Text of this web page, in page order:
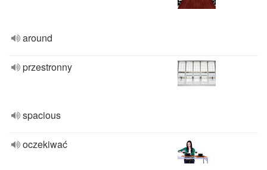
around
przestronny
spacious
oczekiwać